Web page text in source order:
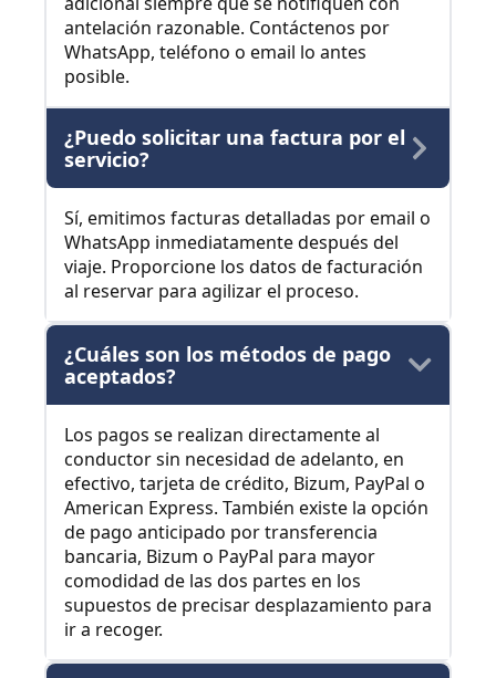
antelación razonable. Contáctenos por
WhatsApp, teléfono o email lo antes
posible.
¿Puedo solicitar una factura por el
servicio?
Sí, emitimos facturas detalladas por email o
WhatsApp inmediatamente después del
viaje. Proporcione los datos de facturación
al reservar para agilizar el proceso.
¿Cuáles son los métodos de pago
aceptados?
Los pagos se realizan directamente al
conductor sin necesidad de adelanto, en
efectivo, tarjeta de crédito, Bizum, PayPal o
American Express. También existe la opción
de pago anticipado por transferencia
bancaria, Bizum o PayPal para mayor
comodidad de las dos partes en los
supuestos de precisar desplazamiento para
ir a recoger.